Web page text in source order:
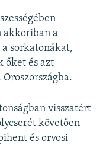
akkoriban a
sorkatonákat,
őket és azt
visszatért
követően
és orvosi